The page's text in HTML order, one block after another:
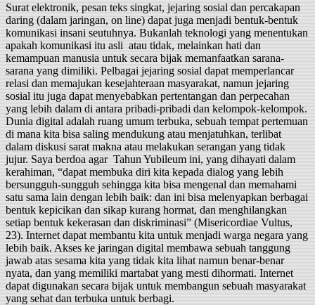
Surat elektronik, pesan teks singkat, jejaring sosial dan percakapan
daring (dalam jaringan, on line) dapat juga menjadi bentuk-bentuk
komunikasi insani seutuhnya. Bukanlah teknologi yang menentukan
apakah komunikasi itu asli atau tidak, melainkan hati dan
kemampuan manusia untuk secara bijak memanfaatkan sarana-
sarana yang dimiliki. Pelbagai jejaring sosial dapat memperlancar
relasi dan memajukan kesejahteraan masyarakat, namun jejaring
sosial itu juga dapat menyebabkan pertentangan dan perpecahan
yang lebih dalam di antara pribadi-pribadi dan kelompok-kelompok.
Dunia digital adalah ruang umum terbuka, sebuah tempat pertemuan
di mana kita bisa saling mendukung atau menjatuhkan, terlibat
dalam diskusi sarat makna atau melakukan serangan yang tidak
jujur. Saya berdoa agar Tahun Yubileum ini, yang dihayati dalam
kerahiman, “dapat membuka diri kita kepada dialog yang lebih
bersungguh-sungguh sehingga kita bisa mengenal dan memahami
satu sama lain dengan lebih baik: dan ini bisa melenyapkan berbagai
bentuk kepicikan dan sikap kurang hormat, dan menghilangkan
setiap bentuk kekerasan dan diskriminasi” (Misericordiae Vultus,
23). Internet dapat membantu kita untuk menjadi warga negara yang
lebih baik. Akses ke jaringan digital membawa sebuah tanggung
jawab atas sesama kita yang tidak kita lihat namun benar-benar
nyata, dan yang memiliki martabat yang mesti dihormati. Internet
dapat digunakan secara bijak untuk membangun sebuah masyarakat
yang sehat dan terbuka untuk berbagi.